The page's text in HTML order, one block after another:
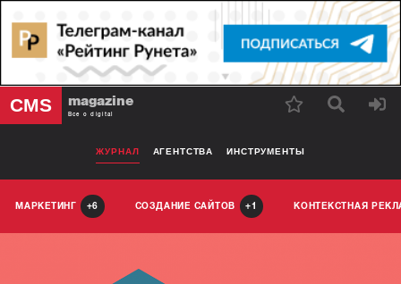
CMS magazine
Все о digital
ЖУРНАЛ АГЕНТСТВА ИНСТРУМЕНТЫ
МАРКЕТИНГ 6 СОЗДАНИЕ САЙТОВ 1 КОНТЕКСТНАЯ